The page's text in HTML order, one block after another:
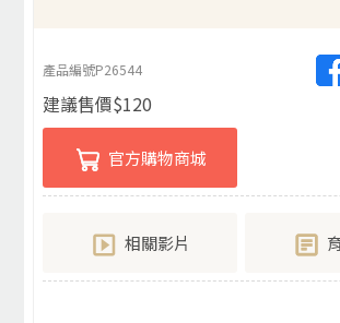
產品編號P26544
建議售價$120
官方購物商城
相關影片